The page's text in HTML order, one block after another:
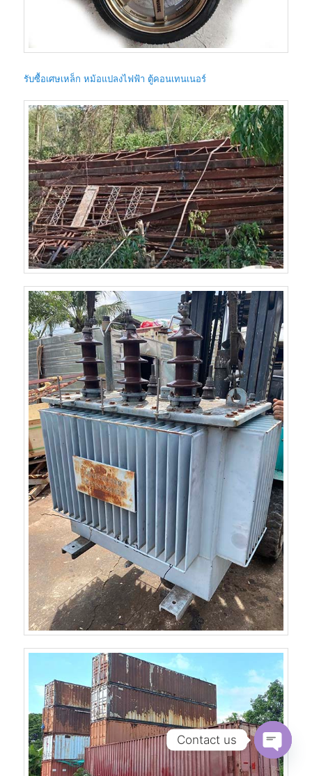
รับซื้อเศษเหล็ก หม้อแปลงไฟฟ้า ตู้คอนเทนเนอร์
Contact us
Open
chaty